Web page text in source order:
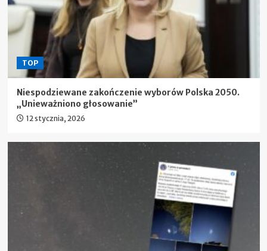
TOP
Niespodziewane zakończenie wyborów Polska 2050.
„Unieważniono głosowanie”
12 stycznia, 2026